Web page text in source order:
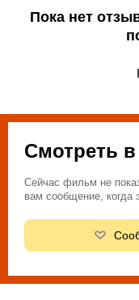
Пока нет
Смотреть
Сейчас фильм не
вам сообщение, когда